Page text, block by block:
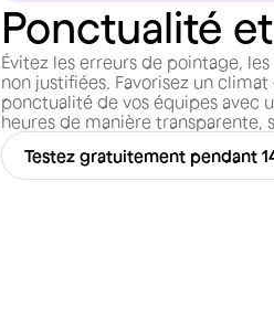
Ponctualité
Évitez les erreurs de pointage,
non justifiées. Favorisez un
ponctualité de vos équipes avec
heures de manière transparente,
Testez gratuitement pendant